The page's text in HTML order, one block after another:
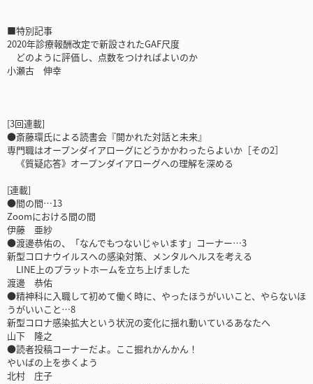
■特別記事
2020年診療報酬改定で新設されたGAF尺度
どのように評価し、点数をつければよいのか
小瀬古 伸幸
[3回連載]
●斎藤環氏による読書会『開かれた対話と未来』
専門職はオープンダイアローグにどうかかわったらよいか［その2］
《質疑応答》オープンダイアローグへの理解を深める
[連載]
●間の間…13
Zoomにおける間の間
伊藤 亜紗
●渡邊恭佑の、「なんでもつないじゃいます」コーナー…3
新型コロナウイルスへの感染対策、メンタルヘルスを考える
LINE上のプラットホームを立ち上げました
渡邊 恭佑
●精神科に入職して初めて働く時に、やったほうがいいこと、やらないほ
うがいいこと…8
新型コロナ感染拡大という状況の変化に揺れ動いているあなたへ
山下 隆之
●読者投稿コーナーだよ。ここ掘れかんかん！
やいばの上を歩くよう
北村 庄子